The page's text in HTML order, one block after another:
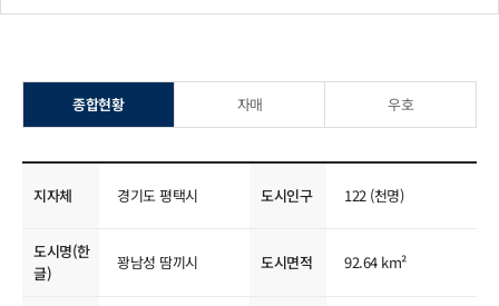
국제업무24
국제기구회의
국제교류현황
종합현황 자매 우호
지자체 경기도 평택시 도시인구 122 (천명)
도시명(한
글)
꽝남성 땀끼시 도시면적 92.64 km²